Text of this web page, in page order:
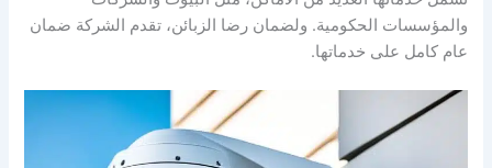
والمؤسسات الحكومية. ولضمان رضا الزبائن، تقدم الشركة ضمان
عام كامل على خدماتها.